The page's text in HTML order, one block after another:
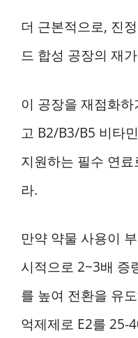
더 근본적으로, 진
드 합성 공장의 재
이 공장을 재점화
고 B2/B3/B5 비타
지원하는 필수 연
라.
만약 약물 사용이
시적으로 2~3배 증
를 높여 전환을 유
억제제로 E2를 25-